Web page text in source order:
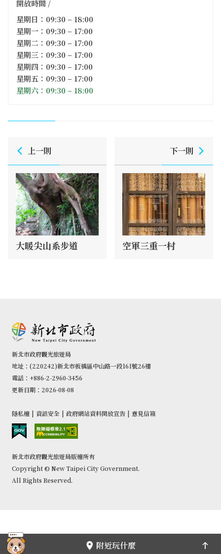
開放時間 /
星期日：09:30 – 18:00
星期一：09:30 – 17:00
星期二：09:30 – 17:00
星期三：09:30 – 17:00
星期四：09:30 – 17:00
星期五：09:30 – 17:00
星期六：09:30 – 18:00
上一則
大暖尖山系步道
下一則
空軍三重一村
新北市政府觀光旅遊局
地址：(220242)新北市板橋區中山路一段161號26樓
電話：+886-2-2960-3456
更新日期：2026-08-08
隱私權 | 資訊安全 | 政府網站資料開放宣告 | 意見信箱
新北市政府觀光旅遊局版權所有
Copyright © New Taipei City Government.
All Rights Reserved.
附近玩什麼